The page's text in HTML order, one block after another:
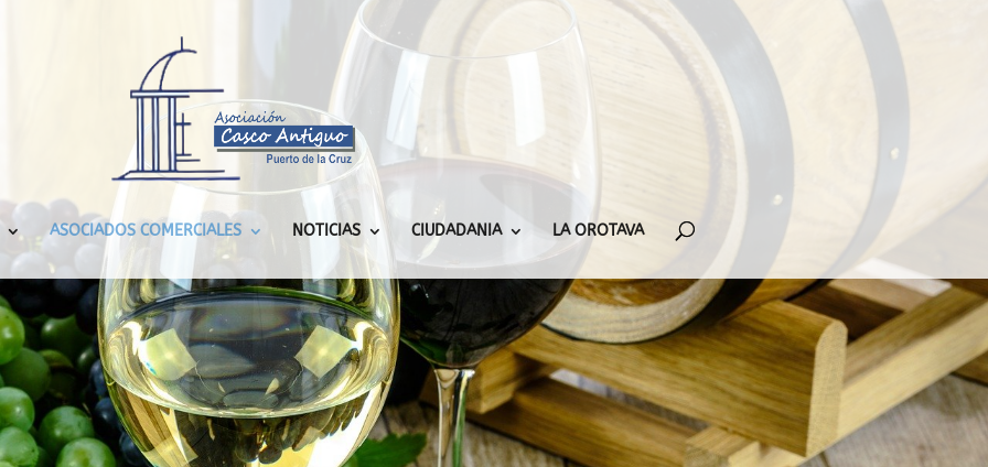
ASOCIADOS COMERCIALES NOTICIAS CIUDADANIA LA OROTAVA